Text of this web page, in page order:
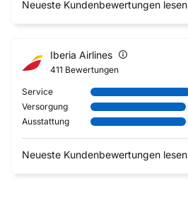
Neueste Kundenbewertungen lesen
Iberia Airlines
411 Bewertungen
Service
Versorgung
Ausstattung
Neueste Kundenbewertungen lesen